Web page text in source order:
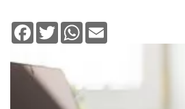
Facebook
TwitterWhatsApp